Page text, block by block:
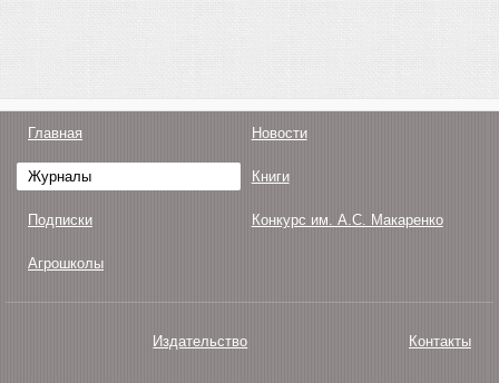
Главная Новости
Журналы Книги
Подписки Конкурс им. А.С. Макаренко
Агрошколы
Издательство Контакты